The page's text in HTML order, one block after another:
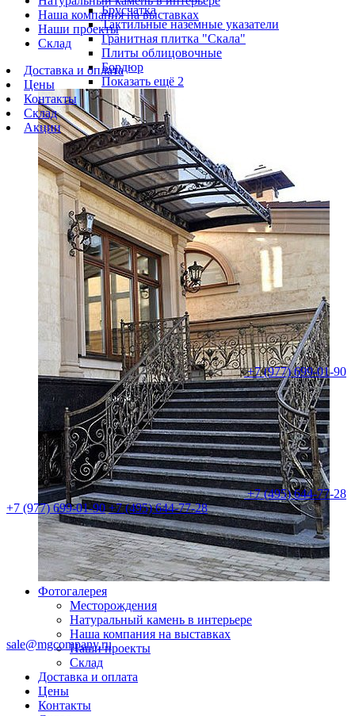
Брусчатка
Тактильные наземные указатели
Гранитная плитка "Скала"
Плиты облицовочные
Бордюр
Показать ещё 2
Фотогалерея
Месторождения
Натуральный камень в интерьере
Наша компания на выставках
Наши проекты
Склад
Доставка и оплата
Цены
Контакты
Наша компания на выставках
Наши проекты
Склад
Доставка и оплата
Цены
Контакты
Склад
Акции
+7 (977) 699-01-90
+7 (495) 644-77-28
+7 (977) 699-01-90 +7 (495) 644-77-28
sale@mgcompany.ru